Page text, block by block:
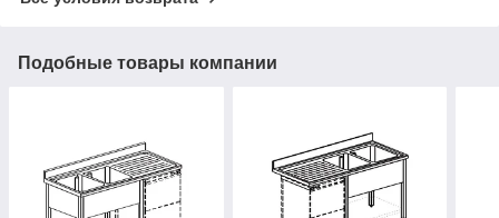
Подобные товары компании